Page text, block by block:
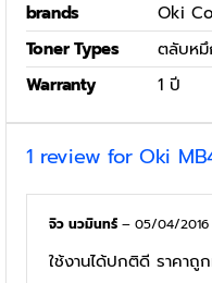
brands
Oki
Toner Types
ตลับหมึ
Warranty
1 ปี
1 review for Oki
จิว นวมินทร์ – 05/04/2016
ใช้งานได้ปกติดี ราคาถู